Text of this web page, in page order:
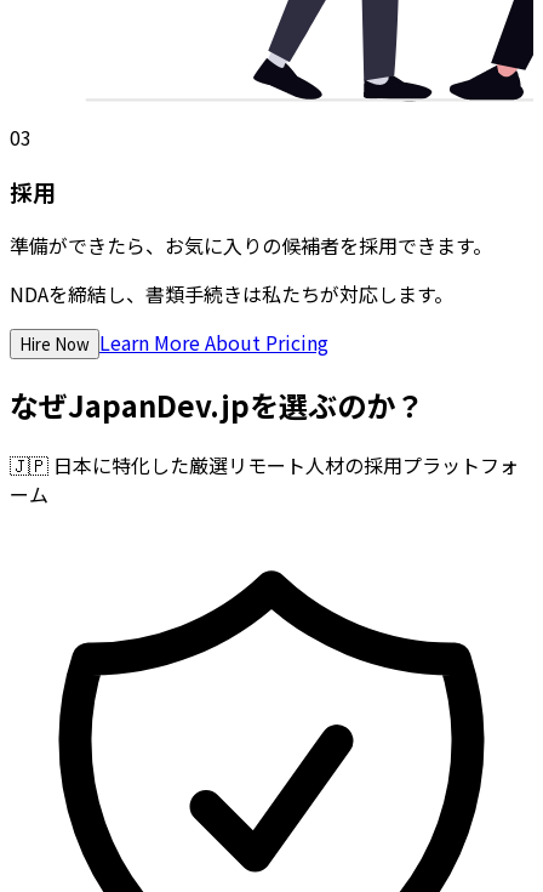
03
採用
準備ができたら、お気に入りの候補者を採用できます。
NDAを締結し、書類手続きは私たちが対応します。
Hire Now Learn More About Pricing
なぜJapanDev.jpを選ぶのか？
🇯🇵 日本に特化した厳選リモート人材の採用プラットフォ
ーム